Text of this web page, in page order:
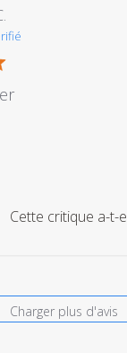
Cette critique a-t-
Charger plus d'avis